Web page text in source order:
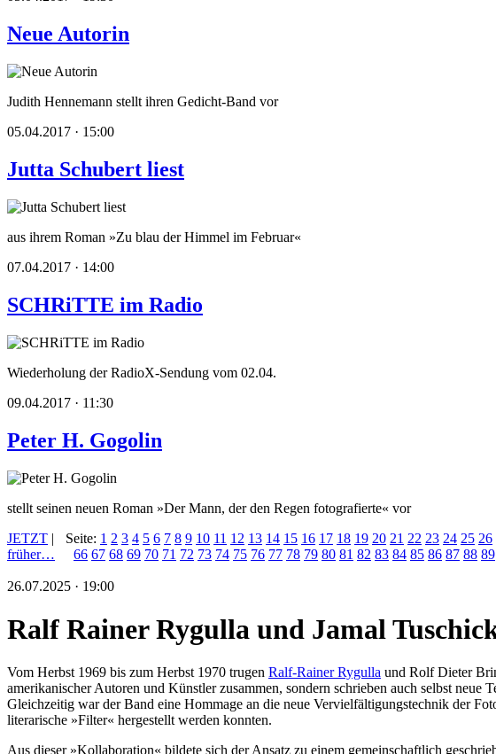
Neue Autorin
Judith Hennemann stellt ihren Gedicht-Band vor
05.04.2017 · 15:00
Jutta Schubert liest
aus ihrem Roman »Zu blau der Himmel im Februar«
07.04.2017 · 14:00
SCHRiTTE im Radio
Wiederholung der RadioX-Sendung vom 02.04.
09.04.2017 · 11:30
Peter H. Gogolin
stellt seinen neuen Roman »Der Mann, der den Regen fotografierte« vor
JETZT |
früher…
Seite: 1 2 3 4 5 6 7 8 9 10 11 12 13 14 15 16 17 18 19 20 21 22 23 24 25 26
66 67 68 69 70 71 72 73 74 75 76 77 78 79 80 81 82 83 84 85 86 87 88 89
26.07.2025 · 19:00
Ralf Rainer Rygulla und Jamal
Vom Herbst 1969 bis zum Herbst 1970 trugen Ralf-Rainer Rygulla und Rolf Dieter
amerikanischer Autoren und Künstler zusammen, sondern schrieben auch selbst
Gleichzeitig war der Band eine Hommage an die neue Vervielfältigungstechnik der
literarische »Filter« hergestellt werden konnten.
Aus dieser »Kollaboration« bildete sich der Ansatz zu einem gemeinschaftlich